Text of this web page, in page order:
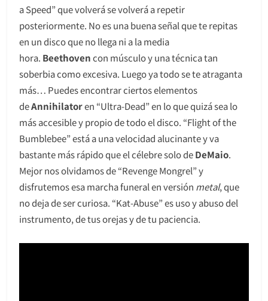
a Speed” que volverá se volverá a repetir
posteriormente. No es una buena señal que te repitas
en un disco que no llega ni a la media
hora. Beethovencon músculo y una técnica tan
soberbia como excesiva. Luego ya todo se te atraganta
más… Puedes encontrar ciertos elementos
deAnnihilatoren “Ultra-Dead” en lo que quizá sea lo
más accesible y propio de todo el disco. “Flight of the
Bumblebee” está a una velocidad alucinante y va
bastante más rápido que el célebre solo deDeMaio.
Mejor nos olvidamos de “Revenge Mongrel” y
disfrutemos esa marcha funeral en versión metal, que
no deja de ser curiosa. “Kat-Abuse” es uso y abuso del
instrumento, de tus orejas y de tu paciencia.